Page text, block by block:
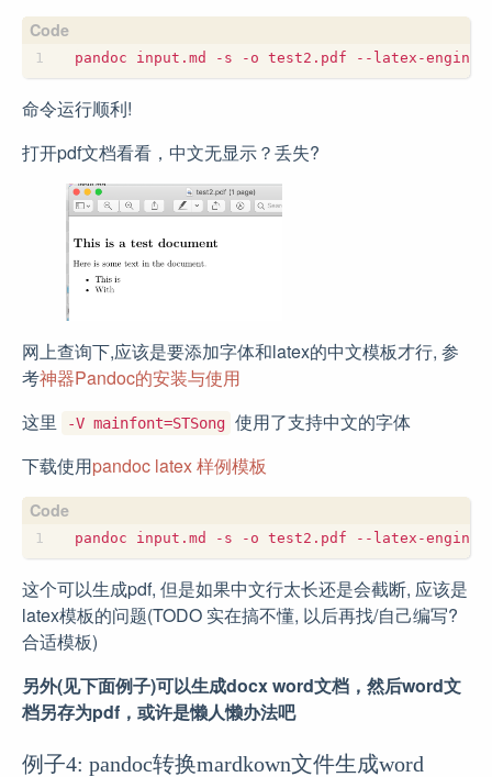
命令运行顺利!
打开pdf文档看看，中文无显示？丢失?
网上查询下,应该是要添加字体和latex的中文模板才行, 参
考神器Pandoc的安装与使用
这里
-V mainfont=STSong 使用了支持中文的字体
下载使用pandoc latex 样例模板
这个可以生成pdf, 但是如果中文行太长还是会截断, 应该是
latex模板的问题(TODO 实在搞不懂, 以后再找/自己编写?
合适模板)
另外(见下面例子)可以生成docx word文档，然后word文
档另存为pdf，或许是懒人懒办法吧
例子4: pandoc转换mardkown文件生成word